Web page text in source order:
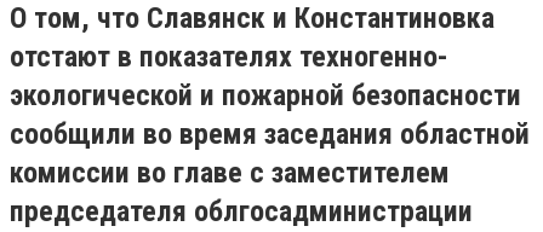
О том, что Славянск и Константиновка
отстают в показателях техногенно-
экологической и пожарной безопасности
сообщили во время заседания областной
комиссии во главе с заместителем
председателя облгосадминистрации